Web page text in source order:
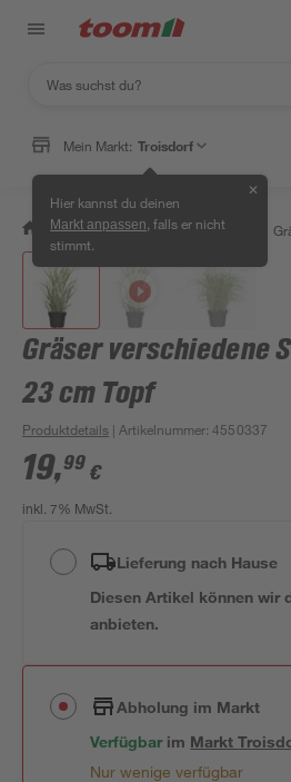
Mein Markt: Troisdorf
Hier kannst du deinen
Markt anpassen , falls er nicht
stimmt.
✕
/ Garten & Freizeit / Pflanzen
Gräser verschiedene
23 cm Topf
Produktdetails | Artikelnummer:4550337
19,99 €
inkl. 7% MwSt.
Lieferung nach Hause
Diesen Artikel können wir
anbieten.
Abholung im Markt
Verfügbar im Markt
Nur wenige verfügbar